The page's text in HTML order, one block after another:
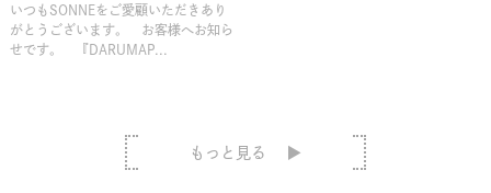
いつもSONNEをご愛顧いただきあり
がとうございます。 お客様へお知ら
せです。 『DARUMAP...
もっと見る